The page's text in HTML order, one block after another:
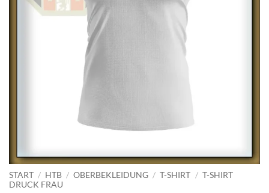
START / HTB / OBERBEKLEIDUNG / T-SHIRT / T-SHIRT
DRUCK FRAU